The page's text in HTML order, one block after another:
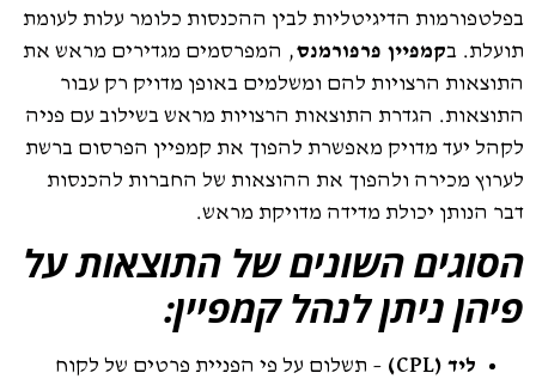
בפלטפורמות הדיגיטליות לבין ההכנסות כלומר עלות לעומת
תועלת. בקמפיין פרפורמנס, המפרסמים מגדירים מראש את
התוצאות הרצויות להם ומשלמים באופן מדויק רק עבור
התוצאות. הגדרת התוצאות הרצויות מראש בשילוב עם פניה
לקהל יעד מדויק מאפשרת להפוך את קמפיין הפרסום ברשת
לערוץ מכירה ולהפוך את ההוצאות של החברות להכנסות
דבר הנותן יכולת מדידה מדויקת מראש.
הסוגים השונים של התוצאות על
פיהן ניתן לנהל קמפיין:
ליד (CPL)
– תשלום על פי הפניית פרטים של לקוח